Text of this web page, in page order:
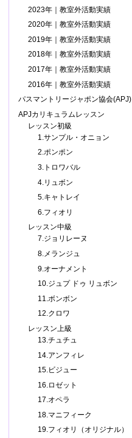
2023年｜教室外活動実績
2020年｜教室外活動実績
2019年｜教室外活動実績
2018年｜教室外活動実績
2017年｜教室外活動実績
2016年｜教室外活動実績
パスマントリージャポン協会(APJ)
APJカリキュラムレッスン
レッスン初級
1.サンプル・オニョン
2.ポンポン
3.トロワバル
4.リュボン
5.キャトレイ
6.フィオリ
レッスン中級
7.ジョリレーヌ
8.メランジュ
9.オーナメント
10.ジュプ ドゥ リュボン
11.ボンボン
12.クロワ
レッスン上級
13.チュチュ
14.アンフィレ
15.ビジュー
16.ロゼット
17.オペラ
18.マニフィーク
19.フィオリ（オリジナル）